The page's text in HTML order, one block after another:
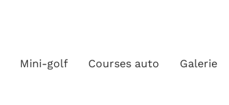
Mini-golf Courses auto Galerie